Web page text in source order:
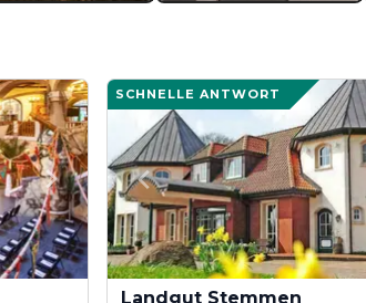
SCHNELLE ANTWORT
Landgut Stemmen